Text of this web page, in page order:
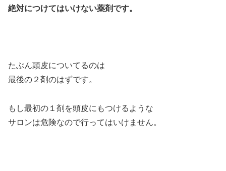
絶対につけてはいけない薬剤です。
たぶん頭皮についてるのは
最後の２剤のはずです。
もし最初の１剤を頭皮にもつけるような
サロンは危険なので行ってはいけません。